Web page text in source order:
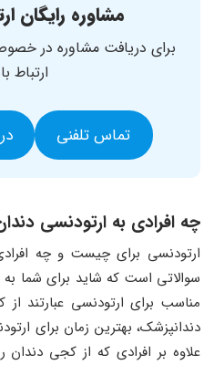
مشاوره رایگان
برای دریافت مشاوره در
ارتباط
تماس تلفنی
چه افرادی به ارتودنسی
ارتودنسی برای چیست و چه افرادی
سوالاتی است که شاید برای شما
مناسب برای ارتودنسی عبارتند
دندانپزشک، بهترین زمان برای
علاوه بر افرادی که از کجی دندان